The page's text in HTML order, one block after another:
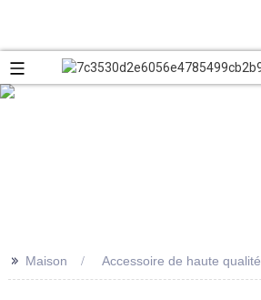
>> Maison Accessoire de haute qualité